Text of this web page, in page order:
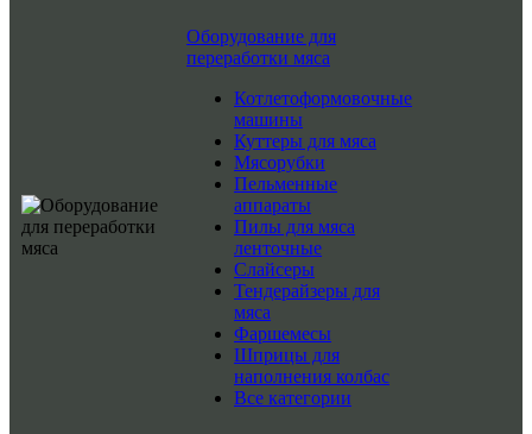
Оборудование для
переработки мяса
Котлетоформовочные
машины
Куттеры для мяса
Мясорубки
Пельменные
аппараты
Пилы для мяса
ленточные
Слайсеры
Тендерайзеры для
мяса
Фаршемесы
Шприцы для
наполнения колбас
Все категории